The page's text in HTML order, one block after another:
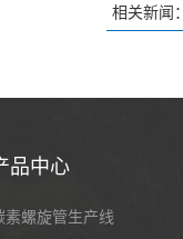
相关新闻：
品中心
素螺旋管生产线